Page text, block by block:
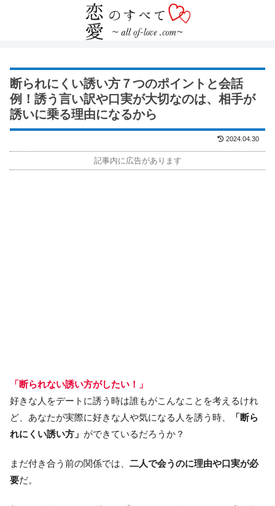
断られにくい誘い方７つのポイントと会話
例！誘う言い訳や口実が大切なのは、相手が
誘いに乗る理由になるから
2024.04.30
記事内に広告があります
「断られない誘い方がしたい！」
好きな人をデートに誘う時は誰もがこんなことを考えるけれ
ど、あなたが実際に好きな人や気になる人を誘う時、
「断ら
れにくい誘い方」 ができているだろうか？
まだ付き合う前の関係では、 二人で会うのに理由や口実が必
要だ。